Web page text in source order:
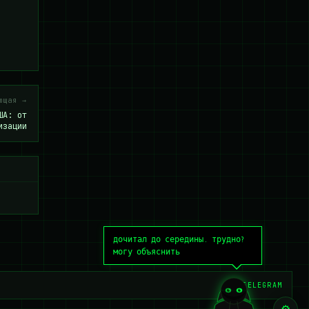
→
от
TELEGRAM
дочитал до середины. трудно?
могу объяснить